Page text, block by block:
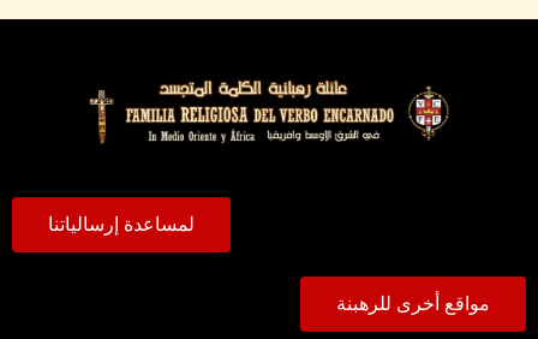
لمساعدة إرسالياتنا
مواقع أخرى للرهبنة